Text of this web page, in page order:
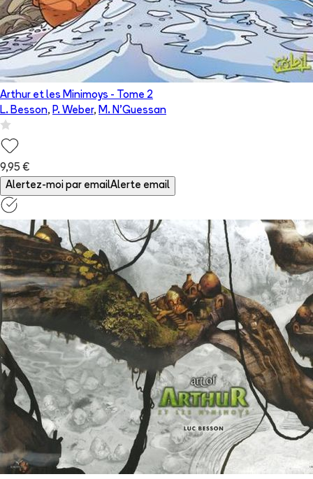
Arthur et les Minimoys - Tome 2
L. Besson, P. Weber, M. N'Guessan
9,95 €
Alertez-moi par emailAlerte email